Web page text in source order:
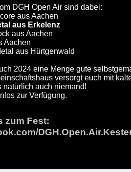
DGH Open Air sind dabei:
aus Aachen
aus Erkelenz
aus Aachen
Aachen
aus Hürtgenwald
2024 eine Menge gute
versorgt euch mit
auch niemand!
zur Verfügung.
zum Fest: